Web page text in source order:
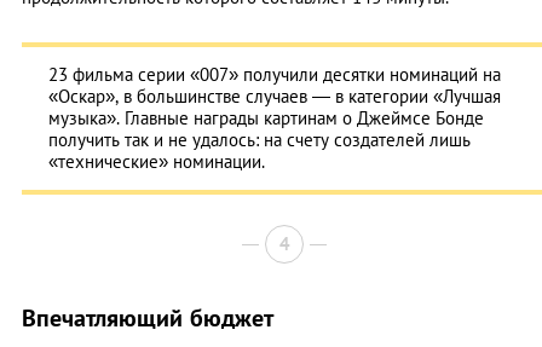
23 фильма серии «007» получили десятки номинаций на
«Оскар», в большинстве случаев — в категории «Лучшая
музыка». Главные награды картинам о Джеймсе Бонде
получить так и не удалось: на счету создателей лишь
«технические» номинации.
4
Впечатляющий бюджет